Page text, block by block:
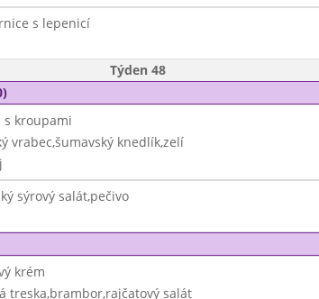
s lepenicí
Týden 48
s kroupami
vrabec,šumavský knedlík,zelí
sýrový salát,pečivo
krém
treska,brambor,rajčatový salát